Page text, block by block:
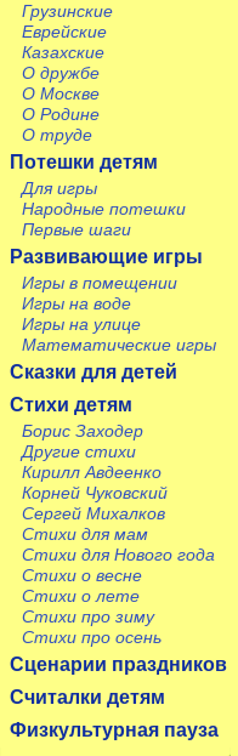
Грузинские
Еврейские
Казахские
О дружбе
О Москве
О Родине
О труде
Потешки детям
Для игры
Народные потешки
Первые шаги
Развивающие игры
Игры в помещении
Игры на воде
Игры на улице
Математические игры
Сказки для детей
Стихи детям
Борис Заходер
Другие стихи
Кирилл Авдеенко
Корней Чуковский
Сергей Михалков
Стихи для мам
Стихи для Нового года
Стихи о весне
Стихи о лете
Стихи про зиму
Стихи про осень
Сценарии праздников
Считалки детям
Физкультурная пауза